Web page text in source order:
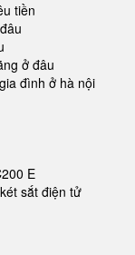
tiền
ở đâu
đình ở hà nội
E
sắt điện tử